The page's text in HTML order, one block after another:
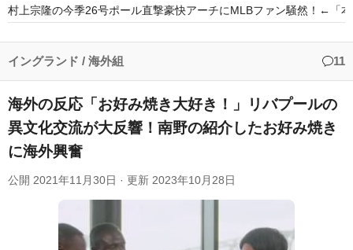
村上宗隆の今季26号ポール直撃豪快アーチにMLBファン騒然！←「
海外「なんてこった！」日本とドイツの病院食のあまりの差に海外が
Powered by livedoor 相互RSS
イングランド / 海外組 11
海外の反応「お好み焼き大好き！」リバプールの
異文化交流が大反響！南野の紹介したお好み焼き
に海外興奮
公開 2021年11月30日 · 更新 2023年10月28日